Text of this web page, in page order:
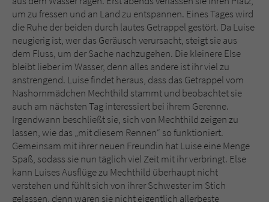
um zu fressen und an Land zu entspannen. Eines Tages wird
die Ruhe der beiden durch lautes Getrappel gestört. Da Luise
neugierig ist, wer das Geräusch verursacht, steigt sie aus
dem Fluss, um der Sache nachzugehen. Die kleinere Else
bleibt lieber im Wasser, denn alles andere ist ihr viel zu
anstrengend. Luise findet heraus, dass das Getrappel vom
Nashornmädchen Mechthild stammt und beobachtet sie
auch am nächsten Tag interessiert bei ihrem Gerenne.
Irgendwann beschließt sie, sich von Mechthild zeigen zu
lassen, wie das „mit diesem Rennen“ so funktioniert.
Gemeinsam mit ihrer neuen Freundin hat Luise eine Menge
Spaß, sodass sie nun täglich viel Zeit mit ihr verbringt. Else
kann Luises Ausflüge zu Mechthild überhaupt nicht
verstehen und fühlt sich von ihrer Schwester im Stich
gelassen, denn waren sie nicht eigentlich allerbeste